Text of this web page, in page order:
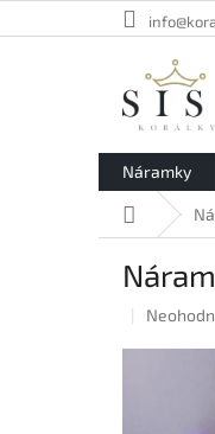
na
Náramky
Domov